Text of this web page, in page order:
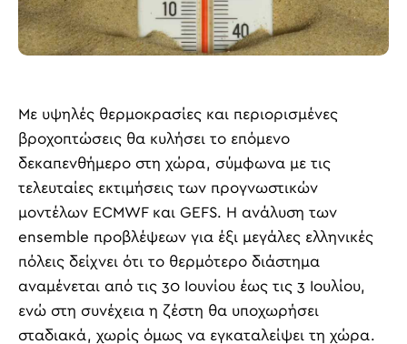
Με υψηλές θερμοκρασίες και περιορισμένες
βροχοπτώσεις θα κυλήσει το επόμενο
δεκαπενθήμερο στη χώρα, σύμφωνα με τις
τελευταίες εκτιμήσεις των προγνωστικών
μοντέλων ECMWF και GEFS. Η ανάλυση των
ensemble προβλέψεων για έξι μεγάλες ελληνικές
πόλεις δείχνει ότι το θερμότερο διάστημα
αναμένεται από τις 30 Ιουνίου έως τις 3 Ιουλίου,
ενώ στη συνέχεια η ζέστη θα υποχωρήσει
σταδιακά, χωρίς όμως να εγκαταλείψει τη χώρα.